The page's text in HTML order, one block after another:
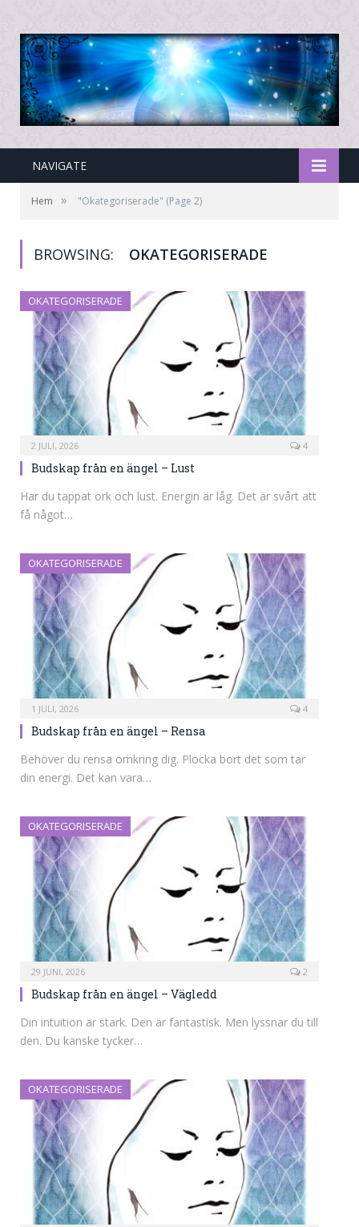
NAVIGATE
Hem » "Okategoriserade" (Page 2)
BROWSING: OKATEGORISERADE
OKATEGORISERADE
2 JULI, 2026 4
Budskap från en ängel – Lust
Har du tappat ork och lust. Energin är låg. Det är svårt att
få något…
OKATEGORISERADE
1 JULI, 2026 4
Budskap från en ängel – Rensa
Behöver du rensa omkring dig. Plocka bort det som tar
din energi. Det kan vara…
OKATEGORISERADE
29 JUNI, 2026 2
Budskap från en ängel – Vägledd
Din intuition är stark. Den är fantastisk. Men lyssnar du till
den. Du kanske tycker…
OKATEGORISERADE